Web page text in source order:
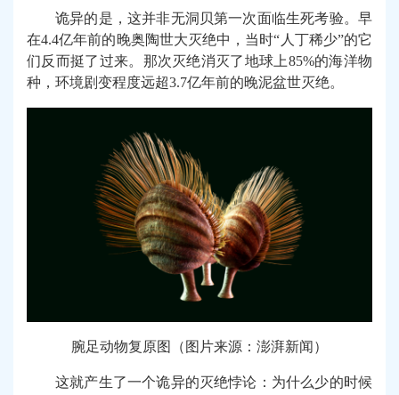
诡异的是，这并非无洞贝第一次面临生死考验。早
在4.4亿年前的晚奥陶世大灭绝中，当时“人丁稀少”的它
们反而挺了过来。那次灭绝消灭了地球上85%的海洋物
种，环境剧变程度远超3.7亿年前的晚泥盆世灭绝。
腕足动物复原图（图片来源：澎湃新闻）
这就产生了一个诡异的灭绝悖论：为什么少的时候